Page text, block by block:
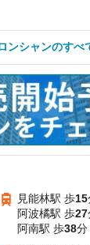
ンシャンのすべ
見能林駅 歩15
阿波橘駅 歩27
阿南駅 歩38分